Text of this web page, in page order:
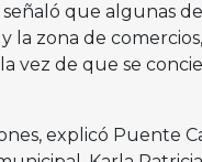
que algunas
la zona de
la vez de que se
explicó Puente